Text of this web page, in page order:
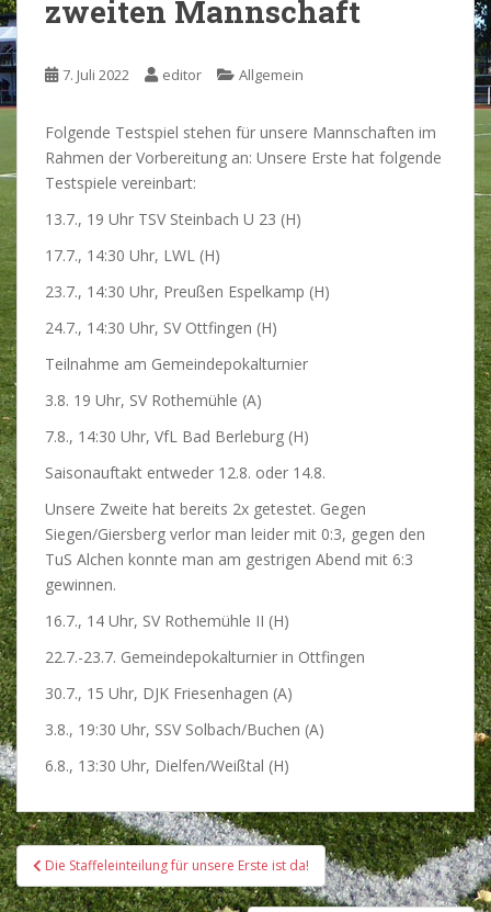
zweiten Mannschaft
7. Juli 2022 editor Allgemein
Folgende Testspiel stehen für unsere Mannschaften im
Rahmen der Vorbereitung an: Unsere Erste hat folgende
Testspiele vereinbart:
13.7., 19 Uhr TSV Steinbach U 23 (H)
17.7., 14:30 Uhr, LWL (H)
23.7., 14:30 Uhr, Preußen Espelkamp (H)
24.7., 14:30 Uhr, SV Ottfingen (H)
Teilnahme am Gemeindepokalturnier
3.8. 19 Uhr, SV Rothemühle (A)
7.8., 14:30 Uhr, VfL Bad Berleburg (H)
Saisonauftakt entweder 12.8. oder 14.8.
Unsere Zweite hat bereits 2x getestet. Gegen
Siegen/Giersberg verlor man leider mit 0:3, gegen den
TuS Alchen konnte man am gestrigen Abend mit 6:3
gewinnen.
16.7., 14 Uhr, SV Rothemühle II (H)
22.7.-23.7. Gemeindepokalturnier in Ottfingen
30.7., 15 Uhr, DJK Friesenhagen (A)
3.8., 19:30 Uhr, SSV Solbach/Buchen (A)
6.8., 13:30 Uhr, Dielfen/Weißtal (H)
Beitragsnavigation
Die Staffeleinteilung für unsere Erste ist da!